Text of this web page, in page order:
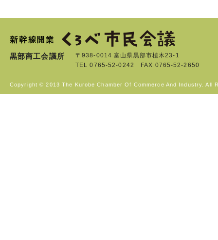
黒部商工会議所
〒938-0014 富山県黒部市植木23-1
TEL 0765-52-0242 FAX 0765-52-2650
Copyright © 2013 The Kurobe Chamber Of Commerce And Industry. All